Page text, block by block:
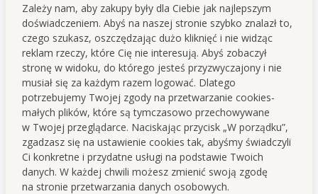
Zależy nam, aby zakupy były dla Ciebie jak najlepszym
doświadczeniem. Abyś na naszej stronie szybko znalazł to,
czego szukasz, oszczędzając dużo kliknięć i nie widząc
reklam rzeczy, które Cię nie interesują. Abyś zobaczył
stronę w widoku, do którego jesteś przyzwyczajony i nie
musiał się za każdym razem logować. Dlatego
potrzebujemy Twojej zgody na przetwarzanie cookies-
małych plików, które są tymczasowo przechowywane
w Twojej przeglądarce. Naciskając przycisk „W porządku”,
zgadzasz się na ustawienie cookies tak, abyśmy świadczyli
Ci konkretne i przydatne usługi na podstawie Twoich
danych. W każdej chwili możesz zmienić swoją zgodę
na stronie przetwarzania danych osobowych.
Uchwyt na papier toaletowy
morelowy
Cena dla Ciebie
18,90 zł
Do koszyka
Dostępne
SOWA wisząca szafka na
papier toaletowy biała
Cena dla Ciebie
94,90 zł
Do koszyka
Dostępne